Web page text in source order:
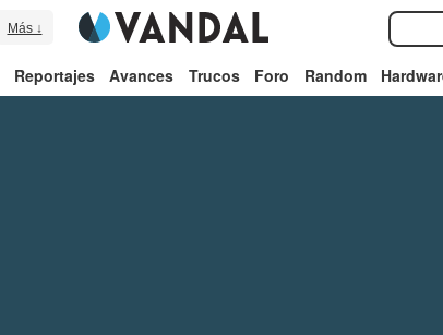
Más ↓
Reportajes Avances Trucos Foro Random